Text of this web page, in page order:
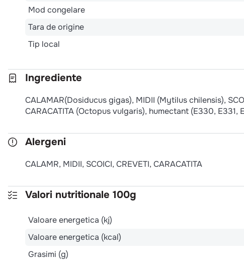
Mod congelare
Tara de origine
Tip local
Ingrediente
CALAMAR(Dosiducus gigas), MIDII (Mytilus chilensis),
CARACATITA (Octopus vulgaris), humectant (E330, E331,
Alergeni
CALAMR, MIDII, SCOICI, CREVETI, CARACATITA
Valori nutritionale 100g
Valoare energetica (kj)
Valoare energetica (kcal)
Grasimi (g)